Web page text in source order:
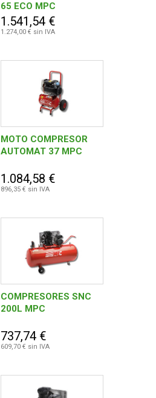
65 ECO MPC
1.541,54 €
1.274,00 € sin IVA
MOTO COMPRESOR
AUTOMAT 37 MPC
1.084,58 €
896,35 € sin IVA
COMPRESORES SNC
200L MPC
737,74 €
609,70 € sin IVA